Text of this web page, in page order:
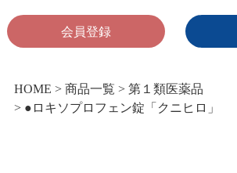
会員登録
HOME 商品一覧
第１類医薬品
●ロキソプロフェン錠「クニヒロ」